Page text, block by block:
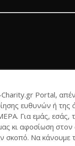
Portal,
ευθυνών ή της
Για εμάς, εσάς,
κι αφοσίωση στον
σκοπό. Να